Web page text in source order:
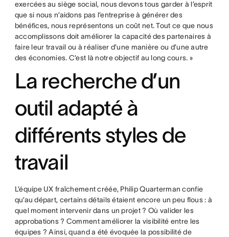
exercées au siège social, nous devons tous garder à l’esprit
que si nous n’aidons pas l’entreprise à générer des
bénéfices, nous représentons un coût net. Tout ce que nous
accomplissons doit améliorer la capacité des partenaires à
faire leur travail ou à réaliser d’une manière ou d’une autre
des économies. C’est là notre objectif au long cours. »
La recherche d’un
outil adapté à
différents styles de
travail
L’équipe UX fraîchement créée, Philip Quarterman confie
qu’au départ, certains détails étaient encore un peu flous : à
quel moment intervenir dans un projet ? Où valider les
approbations ? Comment améliorer la visibilité entre les
équipes ? Ainsi, quand a été évoquée la possibilité de